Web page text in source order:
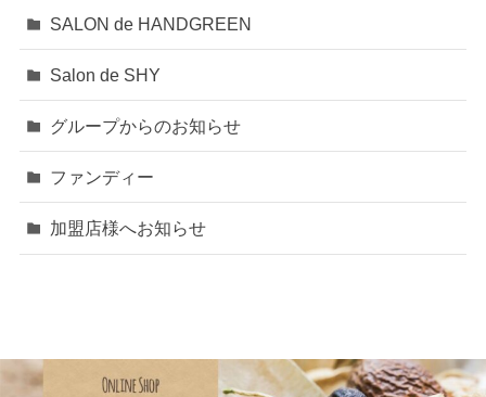
SALON de HANDGREEN
Salon de SHY
グループからのお知らせ
ファンディー
加盟店様へお知らせ